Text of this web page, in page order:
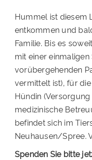
Hummel ist diesem
entkommen und
Familie. Bis es
mit einer
vorübergehenden
vermittelt ist), für
Hündin
medizinische
befindet sich im
Neuhausen/Spree.
Spenden Sie bitte